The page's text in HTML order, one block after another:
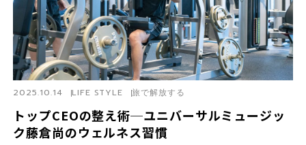
トップCEOの整え術─ユニバーサルミュージッ
ク藤倉尚のウェルネス習慣
2025.10.14 LIFE STYLE 旅で解放する